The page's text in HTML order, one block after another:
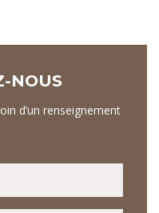
NOUS
d’un renseignement